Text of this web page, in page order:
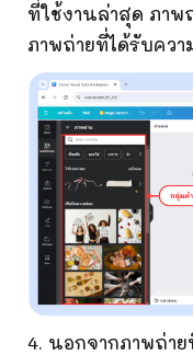
ที่ใช้งานล่าสุด ภาพ
ภาพถ่ายที่ได้รับคว
4. นอกจากภาพถ่าย